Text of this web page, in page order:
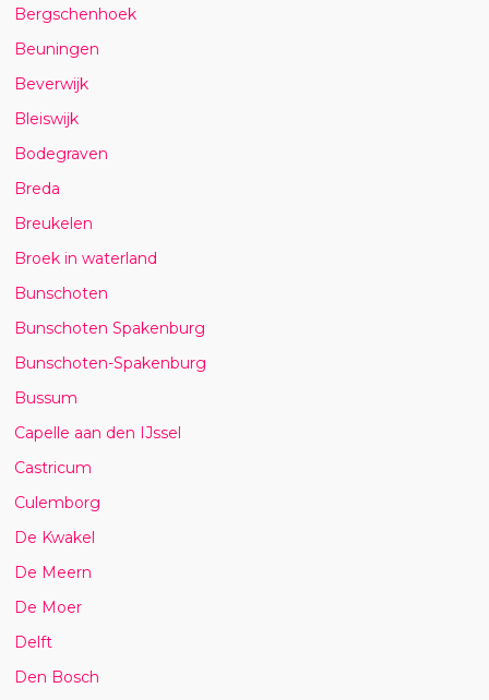
Bergschenhoek
Beuningen
Beverwijk
Bleiswijk
Bodegraven
Breda
Breukelen
Broek in waterland
Bunschoten
Bunschoten Spakenburg
Bunschoten-Spakenburg
Bussum
Capelle aan den IJssel
Castricum
Culemborg
De Kwakel
De Meern
De Moer
Delft
Den Bosch